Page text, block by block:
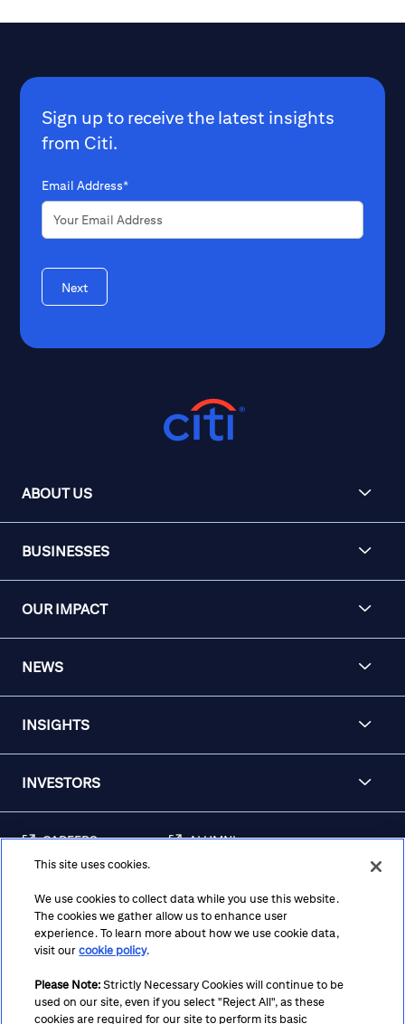
Sign up to receive the latest insights
from Citi.
Email Address*
Next
ABOUT US
BUSINESSES
OUR IMPACT
NEWS
INSIGHTS
INVESTORS
CAREERS ALUMNI
AWARENESS
REGULATORY
DISCLOSURES
Terms Privacy Cookie Policy Cookie Preferences
This site uses cookies.
We use cookies to collect data while you use this website.
The cookies we gather allow us to enhance user
experience. To learn more about how we use cookie data,
visit ourcookie policy.
Please Note: Strictly Necessary Cookies will continue to be
used on our site, even if you select "Reject All", as these
cookies are required for our site to perform its basic